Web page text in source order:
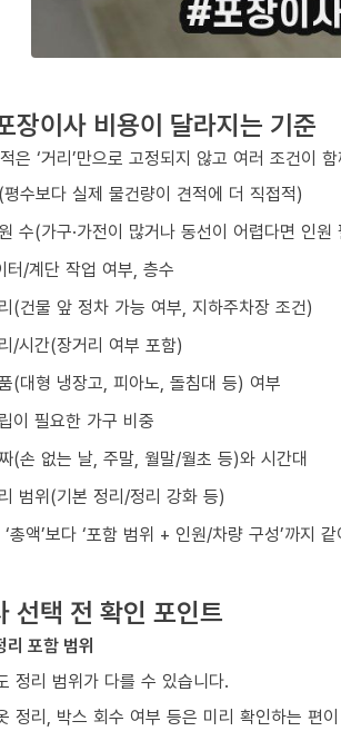
장이사 비용이 달라지는 기준
은 ‘거리’만으로 고정되지 않고 여러 조건이
수보다 실제 물건량이 견적에 더 직접적)
수(가구·가전이 많거나 동선이 어렵다면 인원
터/계단 작업 여부, 층수
(건물 앞 정차 가능 여부, 지하주차장 조건)
/시간(장거리 여부 포함)
(대형 냉장고, 피아노, 돌침대 등) 여부
이 필요한 가구 비중
(손 없는 날, 주말, 월말/월초 등)와 시간대
범위(기본 정리/정리 강화 등)
총액’보다 ‘포함 범위 + 인원/차량 구성’까지
선택 전 확인 포인트
포함 범위
정리 범위가 다를 수 있습니다.
정리, 박스 회수 여부 등은 미리 확인하는 편